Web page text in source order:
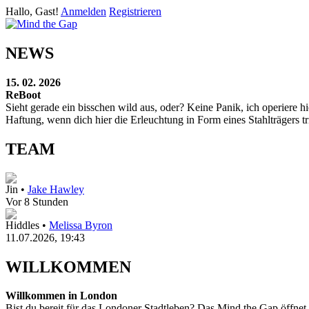
Hallo, Gast! Anmelden Registrieren
NEWS
15. 02. 2026
ReBoot
Sieht gerade ein bisschen wild aus, oder? Keine Panik, ich
Haftung, wenn dich hier die Erleuchtung in Form eines Stahlträgers
TEAM
Jin • Jake Hawley
Vor 8 Stunden
Hiddles • Melissa Byron
11.07.2026, 19:43
WILLKOMMEN
Willkommen in London